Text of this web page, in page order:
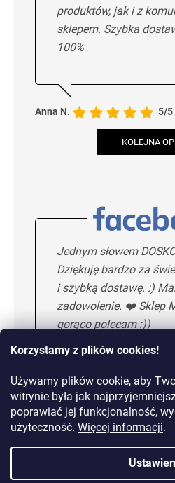
Korzystamy z plików cookies!
Używamy plików cookie, aby
witrynie była jak
poprawiać jej funkcjonalność,
użyteczność. Więcej informacji.
produktów, jak i z
sklepem. Szybka
100%
Anna N. 5/5
KOLEJNA
Jednym słowem
Dziękuję bardzo za
i szybką dostawę. :)
zadowolenie. ❤️ Sklep
gorąco polecam :))
Maria H. 5/5
KOLEJNA